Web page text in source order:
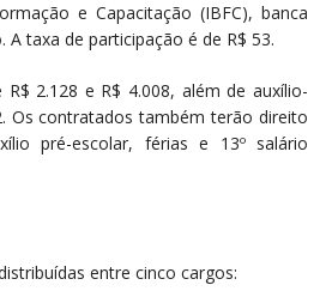
e Capacitação (IBFC), banca
A taxa de participação é de R$ 53.
2.128 e R$ 4.008, além de auxílio-
Os contratados também terão direito
pré-escolar, férias e 13º salário
entre cinco cargos: